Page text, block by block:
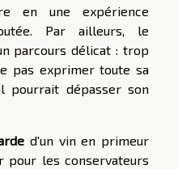
en une expérience
Par ailleurs, le
parcours délicat : trop
pas exprimer toute sa
dépasser son
d'un vin en primeur
pour les conservateurs